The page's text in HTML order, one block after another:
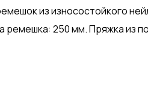
из износостойкого
ремешка: 250 мм. Пряжка из